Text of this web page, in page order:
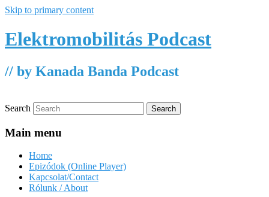
Skip to primary content
Elektromobilitás Podcast
// by Kanada Banda Podcast
Search
Main menu
Home
Epizódok (Online Player)
Kapcsolat/Contact
Rólunk / About